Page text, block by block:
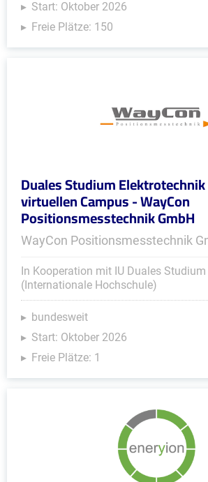
Start: Oktober 2026
Freie Plätze: 150
Duales Studium Elektrotechnik
virtuellen Campus - WayCon
Positionsmesstechnik GmbH
WayCon Positionsmesstechnik
In Kooperation mit IU Duales Studium
(Internationale Hochschule)
bundesweit
Start: Oktober 2026
Freie Plätze: 1